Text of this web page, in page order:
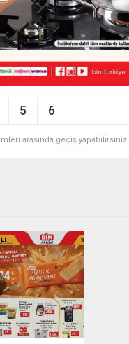
5 6
arasında geçiş yapabilirsiniz.